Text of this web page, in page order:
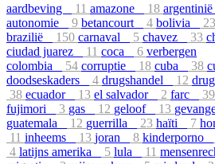
aardbeving 11 amazone 18 argentinië
autonomie
9 betancourt 4 bolivia 23
brazilië
150 carnaval 5 chavez 33
ciudad juarez
11 coca 6 verbergen
colombia
54 corruptie 18 cuba 38
doodseskaders
4 drugshandel 12
38 ecuador 13 el salvador 2 farc 39
fujimori
3 gas 12 geloof 13
guatemala
12 guerrilla 23 haïti 7
11 inheems 13 joran 8 kinderporno
4 latijns amerika 5 lula 11